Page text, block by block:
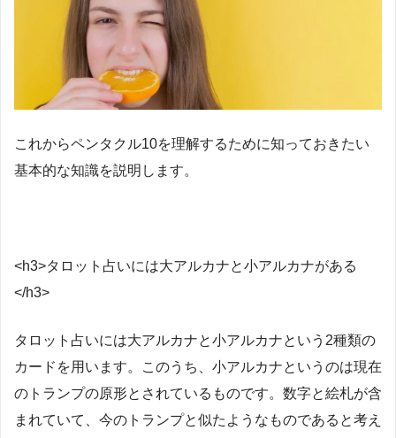
これからペンタクル10を理解するために知っておきたい
基本的な知識を説明します。
<h3>タロット占いには大アルカナと小アルカナがある
</h3>
タロット占いには大アルカナと小アルカナという2種類の
カードを用います。このうち、小アルカナというのは現在
のトランプの原形とされているものです。数字と絵札が含
まれていて、今のトランプと似たようなものであると考え